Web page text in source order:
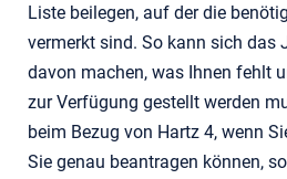
Liste beilegen, auf der die
vermerkt sind. So kann sich das
davon machen, was Ihnen fehlt
zur Verfügung gestellt werden
beim Bezug von Hartz 4, wenn
Sie genau beantragen können,